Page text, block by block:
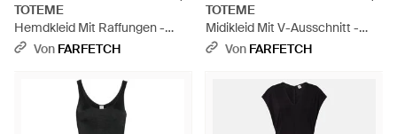
TOTEME
Hemdkleid Mit Raffungen -
Schwarz
Von FARFETCH
TOTEME
Midikleid Mit V-Ausschnitt -
Schwarz
Von FARFETCH